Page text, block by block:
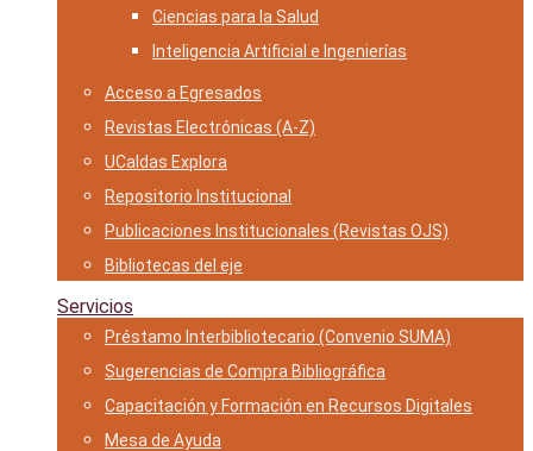
Ciencias para la Salud
Inteligencia Artificial e Ingenierías
Acceso a Egresados
Revistas Electrónicas (A-Z)
UCaldas Explora
Repositorio Institucional
Publicaciones Institucionales (Revistas OJS)
Bibliotecas del eje
Servicios
Préstamo Interbibliotecario (Convenio SUMA)
Sugerencias de Compra Bibliográfica
Capacitación y Formación en Recursos Digitales
Mesa de Ayuda